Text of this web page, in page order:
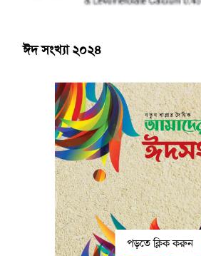
ঈদ সংখ্যা ২০২৪
পড়তে ক্লিক করুন